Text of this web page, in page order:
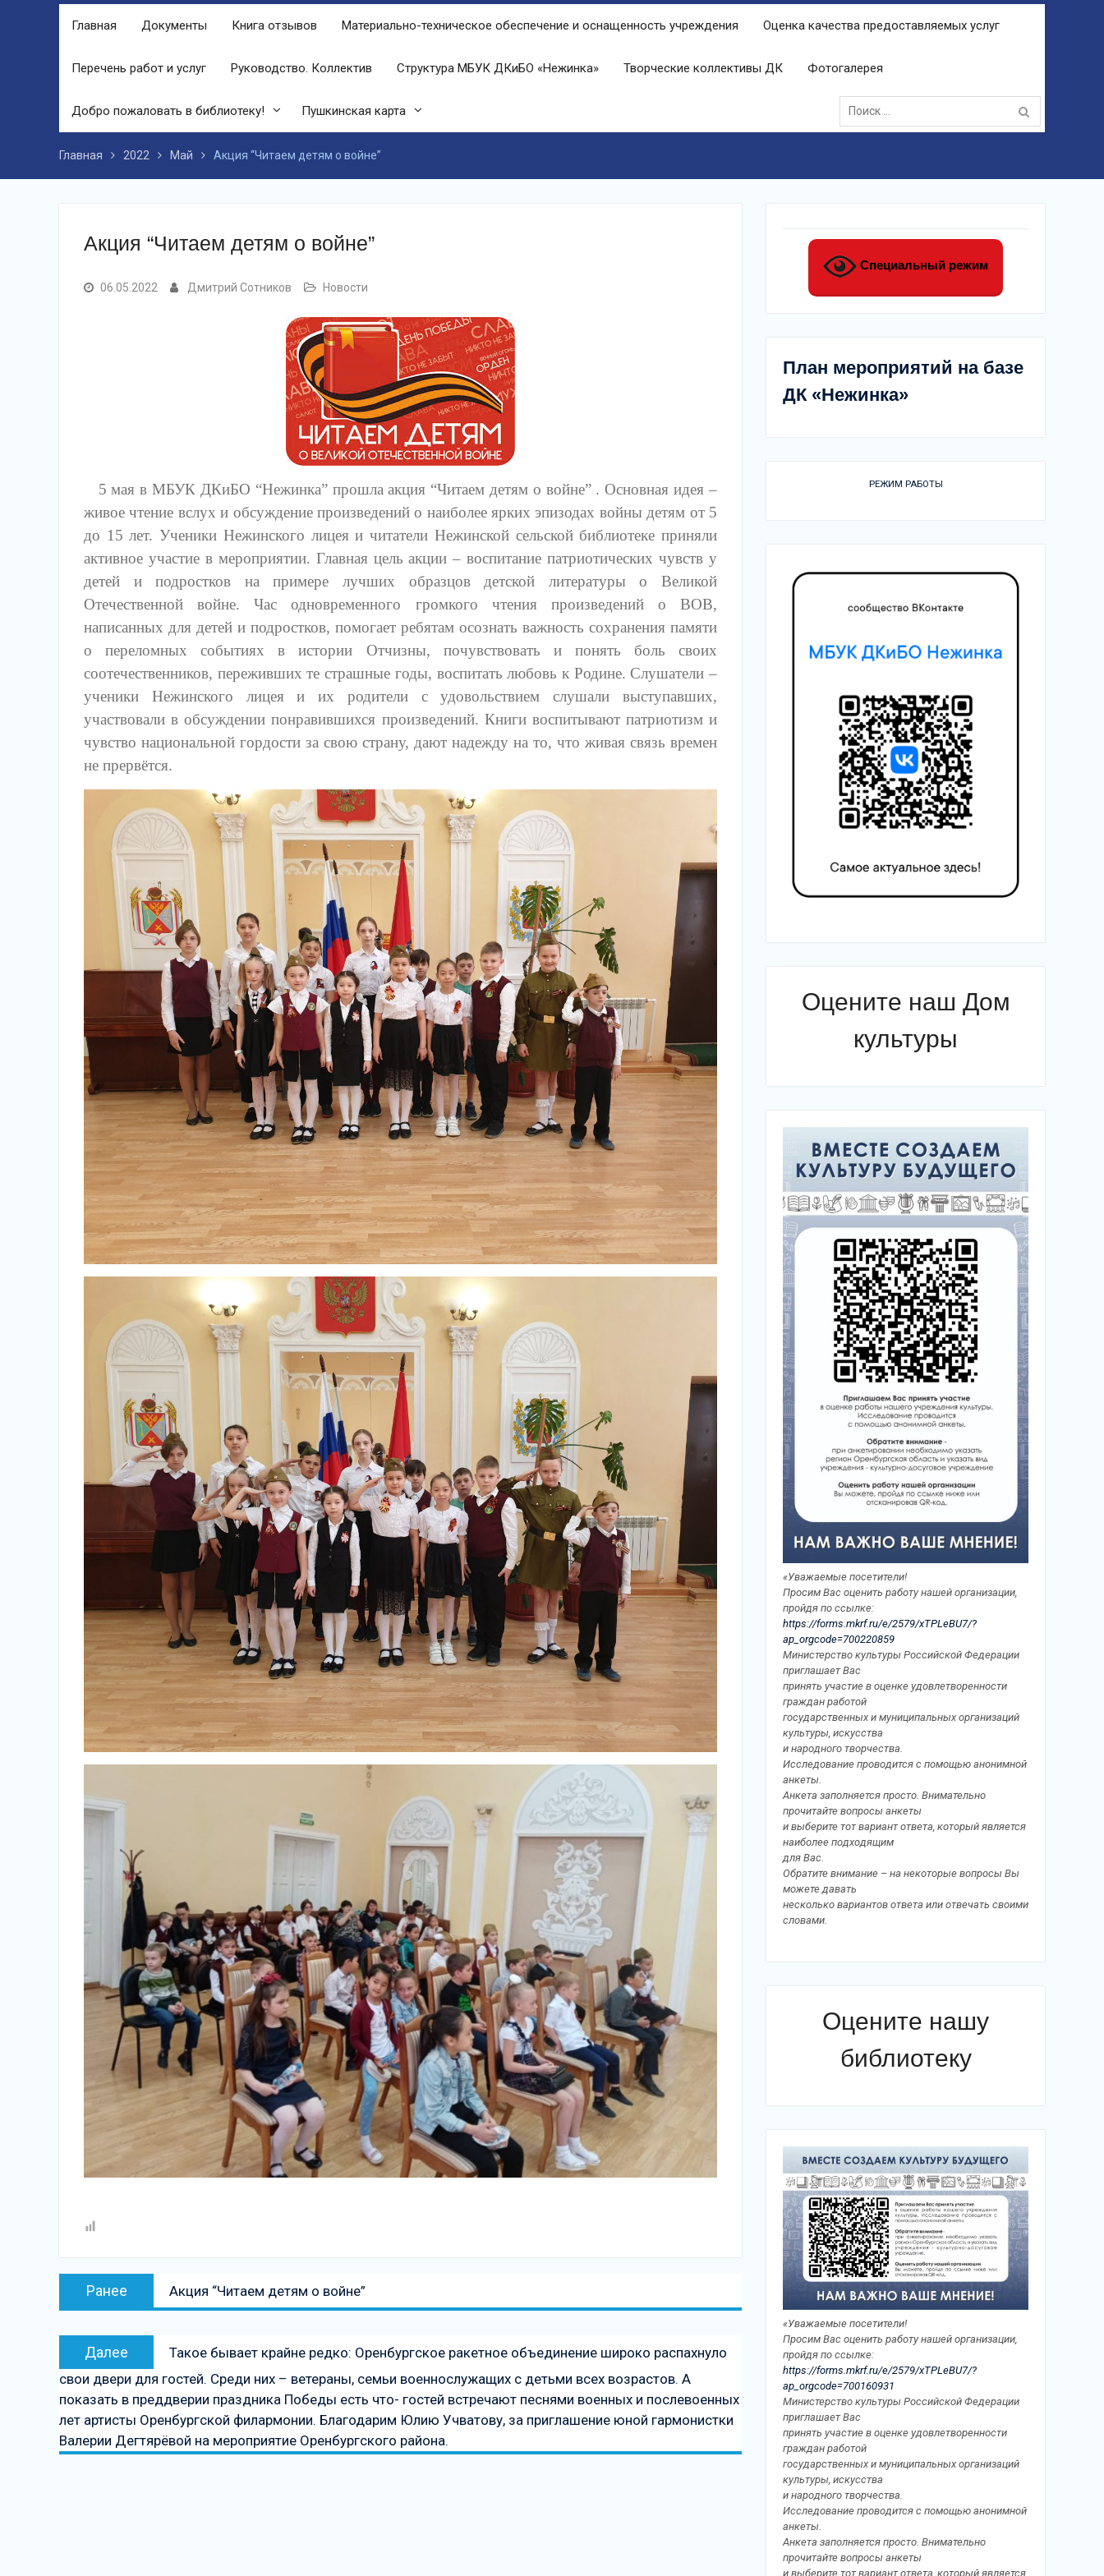
беспроигрышная лотерея и все кто
призы от спонсоров в виде упаковок
подсолнечного масла и муки.
Наша землячка стала финалисткой
Всероссийского конкурса
«Библиотекарь года – 2025»
Главная Документы Книга отзывов Материально-техническое обеспечение и оснащенность учреждения Оценка качества предоставляемых услуг
Перечень работ и услуг Руководство. Коллектив Структура МБУК ДКиБО «Нежинка» Творческие коллективы ДК Фотогалерея
Добро пожаловать в библиотеку! Пушкинская карта
Поиск:
Главная 2022 Май Акция “Читаем детям о войне”
Акция “Читаем детям о войне”
06.05.2022 Дмитрий Сотников Новости
5 мая в МБУК ДКиБО “Нежинка” прошла акция “Читаем детям о войне” . Основная идея –
живое чтение вслух и обсуждение произведений о наиболее ярких эпизодах войны детям от 5
до 15 лет. Ученики Нежинского лицея и читатели Нежинской сельской библиотеке приняли
активное участие в мероприятии. Главная цель акции – воспитание патриотических чувств у
детей и подростков на примере лучших образцов детской литературы о Великой
Отечественной войне. Час одновременного громкого чтения произведений о ВОВ,
написанных для детей и подростков, помогает ребятам осознать важность сохранения памяти
о переломных событиях в истории Отчизны, почувствовать и понять боль своих
соотечественников, переживших те страшные годы, воспитать любовь к Родине. Слушатели –
ученики Нежинского лицея и их родители с удовольствием слушали выступавших,
участвовали в обсуждении понравившихся произведений. Книги воспитывают патриотизм и
чувство национальной гордости за свою страну, дают надежду на то, что живая связь времен
не прервётся.
Навигация
Ранее
Предыдущая
запись:
Акция “Читаем детям о войне”
Далее
Следующая
запись
Такое бывает крайне редко: Оренбургское ракетное объединение широко распахнуло
свои двери для гостей. Среди них – ветераны, семьи военнослужащих с детьми всех возрастов. А
показать в преддверии праздника Победы есть что- гостей встречают песнями военных и послевоенных
лет артисты Оренбургской филармонии. Благодарим Юлию Учватову, за приглашение юной гармонистки
Валерии Дегтярёвой на мероприятие Оренбургского района.
Специальный режим
План мероприятий на базе
ДК «Нежинка»
РЕЖИМ РАБОТЫ
Оцените наш Дом
культуры
«Уважаемые посетители!
Просим Вас оценить работу нашей организации,
пройдя по ссылке:
https://forms.mkrf.ru/e/2579/xTPLeBU7/?
ap_orgcode=700220859
Министерство культуры Российской Федерации
приглашает Вас
принять участие в оценке удовлетворенности
граждан работой
государственных и муниципальных организаций
культуры, искусства
и народного творчества.
Исследование проводится с помощью анонимной
анкеты.
Анкета заполняется просто. Внимательно
прочитайте вопросы анкеты
и выберите тот вариант ответа, который является
наиболее подходящим
для Вас.
Обратите внимание – на некоторые вопросы Вы
можете давать
несколько вариантов ответа или отвечать своими
словами.
Оцените нашу
библиотеку
«Уважаемые посетители!
Просим Вас оценить работу нашей организации,
пройдя по ссылке:
https://forms.mkrf.ru/e/2579/xTPLeBU7/?
ap_orgcode=700160931
Министерство культуры Российской Федерации
приглашает Вас
принять участие в оценке удовлетворенности
граждан работой
государственных и муниципальных организаций
культуры, искусства
и народного творчества.
Исследование проводится с помощью анонимной
анкеты.
Анкета заполняется просто. Внимательно
прочитайте вопросы анкеты
и выберите тот вариант ответа, который является